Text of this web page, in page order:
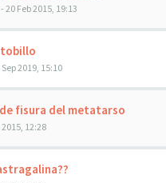
- 20 Feb 2015, 19:13
tobillo
Sep 2019, 15:10
fisura del metatarso
2015, 12:28